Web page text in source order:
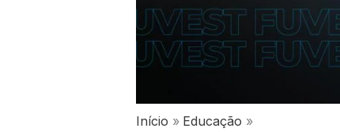
Início
Educação